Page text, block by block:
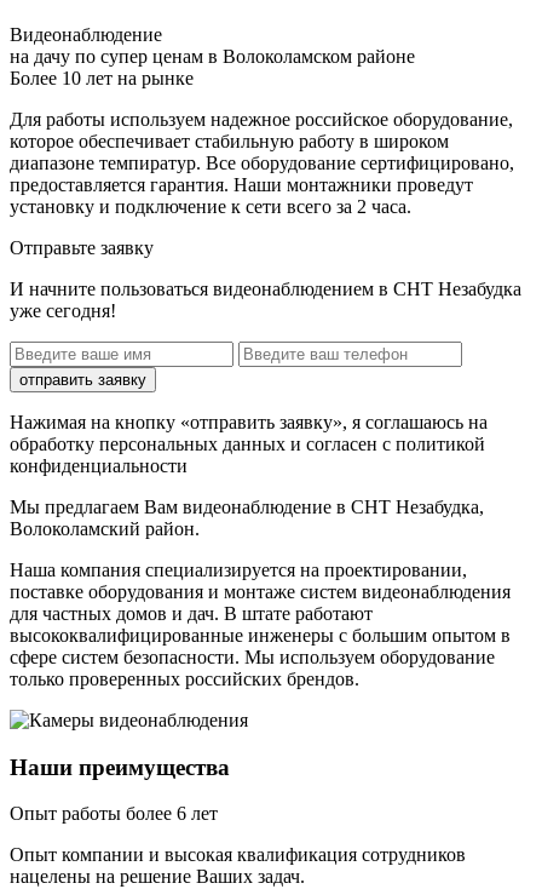
Видеонаблюдение
на дачу по супер ценам в Волоколамском районе
Более 10 лет на рынке
Для работы используем надежное российское оборудование,
которое обеспечивает стабильную работу в широком
диапазоне темпиратур. Все оборудование сертифицировано,
предоставляется гарантия. Наши монтажники проведут
установку и подключение к сети всего за 2 часа.
Отправьте заявку
И начните пользоваться видеонаблюдением в СНТ Незабудка
уже сегодня!
отправить заявку
Нажимая на кнопку «отправить заявку», я соглашаюсь на
обработку персональных данных и согласен с политикой
конфиденциальности
Мы предлагаем Вам видеонаблюдение в СНТ Незабудка,
Волоколамский район.
Наша компания специализируется на проектировании,
поставке оборудования и монтаже систем видеонаблюдения
для частных домов и дач. В штате работают
высококвалифицированные инженеры с большим опытом в
сфере систем безопасности. Мы используем оборудование
только проверенных российских брендов.
Наши преимущества
Опыт работы более 6 лет
Опыт компании и высокая квалификация сотрудников
нацелены на решение Ваших задач.